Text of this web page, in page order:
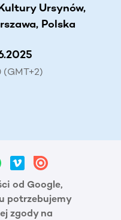
Ursynów,
Polska
(GMT+2)
od Google,
potrzebujemy
zgody na